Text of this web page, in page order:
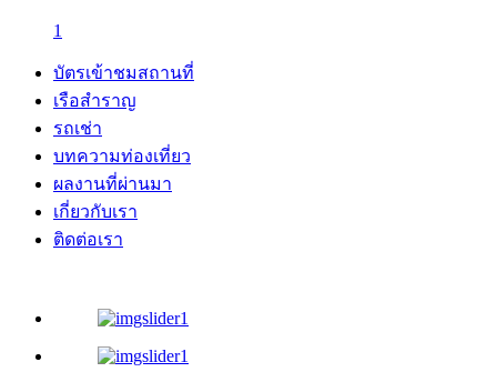
1
บัตรเข้าชมสถานที่
เรือสำราญ
รถเช่า
บทความท่องเที่ยว
ผลงานที่ผ่านมา
เกี่ยวกับเรา
ติดต่อเรา